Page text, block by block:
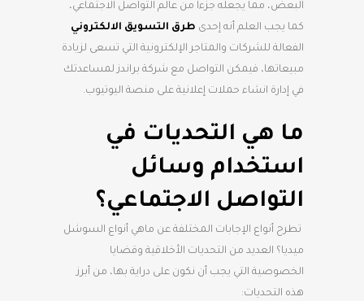
البعض، مما يجعله جزءاً من عالم التواصل الاجتماعي،
كما يجب العلم أنه إحدى طرق التسويق الالكتروني
الفعالة للشركات والمتاجر الإلكترونية التي تسعى لزيادة
مبيعاتها، فيمكن التواصل مع شركة براندز لمساعدتك
في إدارة انشاء حملات إعلانية على منصة اليوتيوب.
ما هي التحديات في
استخدام وسائل
التواصل الاجتماعي؟
تطرح أنواع الإجابات المختلفة عن ماهي أنواع السوشل
ميديا؟ العديد من التحديات الأخلاقية وقضايا
الخصوصية التي يجب أن نكون على دراية بها، من أبرز
هذه التحديات: